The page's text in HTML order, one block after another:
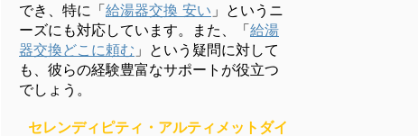
でき、特に「給湯器交換 安い 」というニ
ーズにも対応しています。また、「給湯
器交換どこに頼む 」という疑問に対して
も、彼らの経験豊富なサポートが役立つ
でしょう。
セレンディピティ・アルティメットダイ